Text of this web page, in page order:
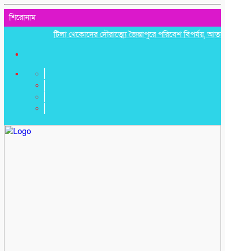
শিরোনাম
টিলা খেকোদের দৌরাত্ম্যে জৈন্তাপুরে পরিবেশ বিপর্যয়, আতঙ্কে